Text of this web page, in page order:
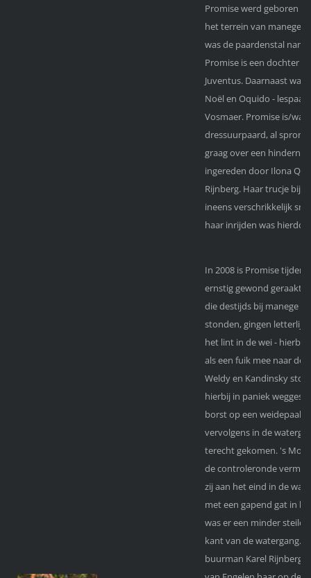
Promise werd geboren
het terrein van manege
was de paardenstal
Promise is een dochter
Juventus. Daarnaast was
Noël en Oquido -
Vosmaer. Promise is/was
dressuurpaard, al sprong
graag over een
ingereden door Ilona
Rijnberg. Haar trucje bij
ineens verschrikkelijk
haar inrijden was
In 2008 is Promise
ernstig gewond geraakt.
die destijds bij manege
stonden, gingen letterlijk
het lint in de wei - hierbij
als een fuik mee naar de
Weldy en Kandinsky
hierbij in paniek
borst op een weidepaal
vervolgens in de
terecht gekomen. 's
de controleronde
zij aan het eind in de
met een gapend gat in
was er een minder steile
kant van de watergang.
buurman Karel Rijnberg